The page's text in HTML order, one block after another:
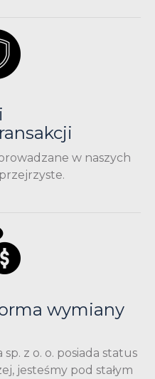
w naszych
wymiany
z o. o. posiada status
jesteśmy pod stałym